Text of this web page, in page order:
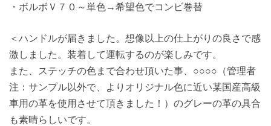
・ボルボＶ７０～単色→希望色でコンビ巻替
＜ハンドルが届きました。想像以上の仕上がりの良さで感
激しました。装着して運転するのが楽しみです。
また、ステッチの色まで合わせ頂いた事、○○○○（管理者
注：サンプル以外で、よりオリジナル色に近い某国産高級
車用の革を使用させて頂きました！）のグレーの革の具合
も素晴らしいです。